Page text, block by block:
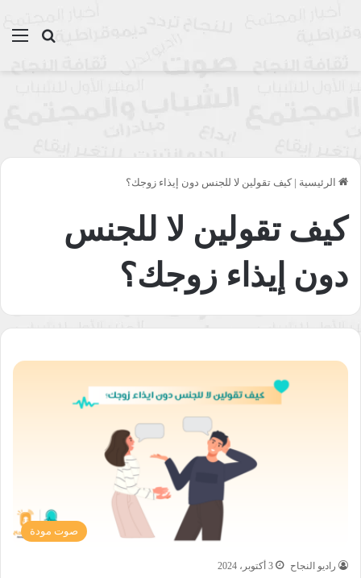
بحث
الرئيسية | كيف تقولين لا للجنس دون إيذاء زوجك؟
كيف تقولين لا للجنس
دون إيذاء زوجك؟
صوت مودة
راديو النجاح 3 أكتوبر، 2024